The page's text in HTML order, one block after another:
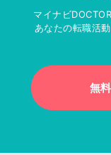
マイナビ
あなたの転職活
無